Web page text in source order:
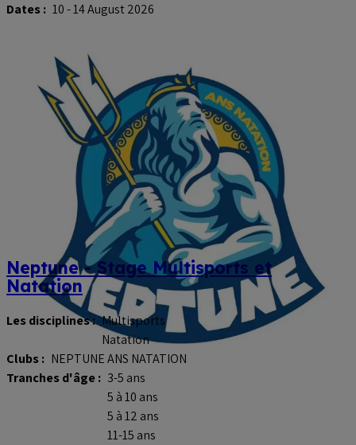
Dates : 10 - 14 August 2026
Neptune - Stage Multisports et
Natation
Les disciplines : Multisports
Natation
Clubs : NEPTUNE ANS NATATION
Tranches d'âge : 3-5 ans
5 à 10 ans
5 à 12 ans
11-15 ans